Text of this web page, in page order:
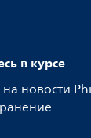
в курсе
новости